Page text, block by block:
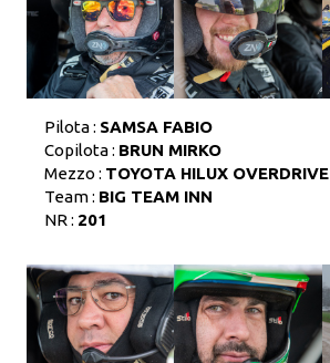
Pilota : SAMSA FABIO
Copilota : BRUN MIRKO
Mezzo : TOYOTA HILUX OVERDRIVE
Team : BIG TEAM INN
NR : 201